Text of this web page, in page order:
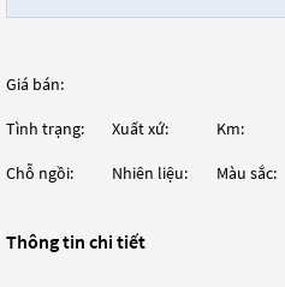
Giá bán:
Tình trạng: Xuất xứ: Km:
Chỗ ngồi: Nhiên liệu: Màu sắc:
Thông tin chi tiết